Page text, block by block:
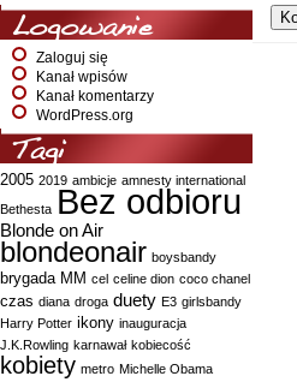
Logowanie
Zaloguj się
Kanał wpisów
Kanał komentarzy
WordPress.org
Tagi
2005 2019 ambicje amnesty international
Bethesta Bez odbioru
Blonde on Air
blondeonair boysbandy
brygada MM cel celine dion coco chanel
czas diana droga duety E3 girlsbandy
Harry Potter ikony inauguracja
J.K.Rowling karnawał kobiecość
kobiety metro Michelle Obama